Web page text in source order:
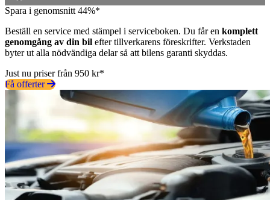
Spara i genomsnitt 44%*
Beställ en service med stämpel i serviceboken. Du får en komplett
genomgång av din bil efter tillverkarens föreskrifter. Verkstaden
byter ut alla nödvändiga delar så att bilens garanti skyddas.
Just nu priser från 950 kr*
Få offerter